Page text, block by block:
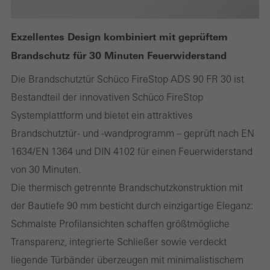
Exzellentes Design kombiniert mit geprüftem
Brandschutz für 30 Minuten Feuerwiderstand
Die Brandschutztür Schüco FireStop ADS 90 FR 30 ist
Bestandteil der innovativen Schüco FireStop
Systemplattform und bietet ein attraktives
Brandschutztür- und -wandprogramm – geprüft nach EN
1634/EN 1364 und DIN 4102 für einen Feuerwiderstand
von 30 Minuten.
Die thermisch getrennte Brandschutzkonstruktion mit
der Bautiefe 90 mm besticht durch einzigartige Eleganz:
Schmalste Profilansichten schaffen größtmögliche
Transparenz, integrierte Schließer sowie verdeckt
liegende Türbänder überzeugen mit minimalistischem